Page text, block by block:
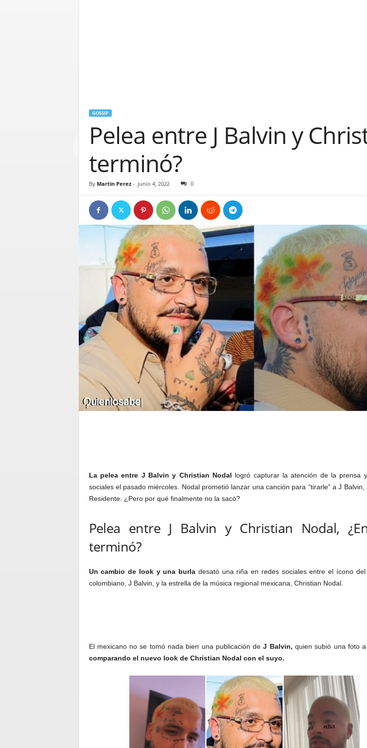
GOSSIP
Pelea entre J Balvin y
terminó?
By Martin Perez- junio 4, 2022 0
La pelea entre J Balvin y Christian Nodal logró capturar la atención de la prensa
sociales el pasado miércoles. Nodal prometió lanzar una canción para “tirarle” a J Balvin,
Residente. ¿Pero por qué finalmente no la sacó?
Pelea entre J Balvin y Christian Nodal,
terminó?
Un cambio de look y una burla desató una riña en redes sociales entre el ícono del
colombiano, J Balvin, y la estrella de la música regional mexicana, Christian Nodal.
El mexicano no se tomó nada bien una publicación deJ Balvin, quien subió una foto
comparando el nuevo look de Christian Nodal con el suyo.